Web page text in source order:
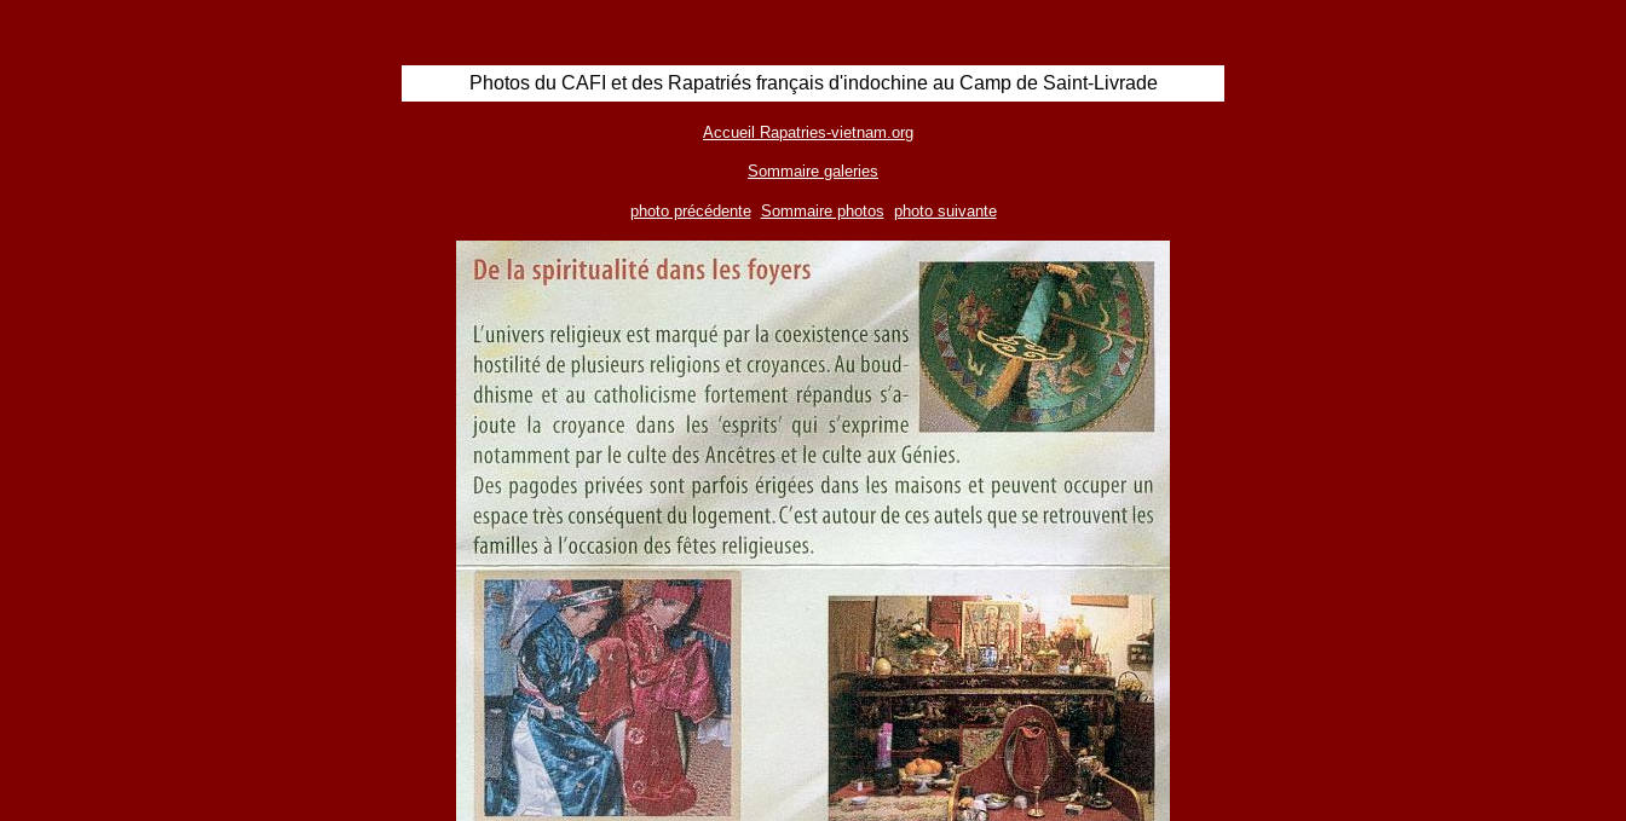
Photos du CAFI et des Rapatriés français d'indochine au Camp de Saint-Livrade
Accueil Rapatries-vietnam.org
Sommaire galeries
photo précédente Sommaire photos photo suivante